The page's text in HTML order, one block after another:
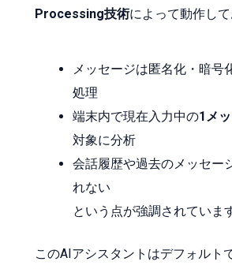
Processing技術によって動作して
メッセージは匿名化・暗号
処理
端末内で現在入力中の1メ
対象に分析
会話履歴や過去のメッセー
れない
という点が強調されていま
このAIアシスタントはデフォルト